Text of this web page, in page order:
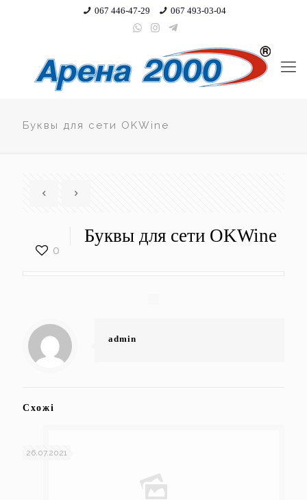
067 446-47-29 067 493-03-04
Буквы для сети OKWine
0
Буквы для сети OKWine
admin
Схожі
26.07.2021